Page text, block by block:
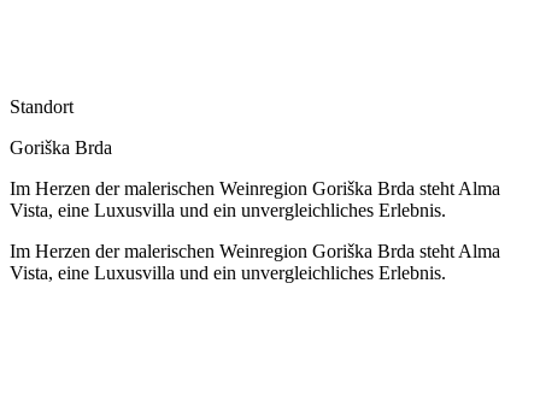
Standort
Goriška Brda
Im Herzen der malerischen Weinregion Goriška Brda steht Alma
Vista, eine Luxusvilla und ein unvergleichliches Erlebnis.
Im Herzen der malerischen Weinregion Goriška Brda steht Alma
Vista, eine Luxusvilla und ein unvergleichliches Erlebnis.